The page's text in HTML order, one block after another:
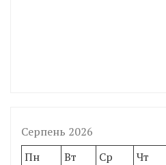
Серпень 2026
Пн
Вт Ср Чт